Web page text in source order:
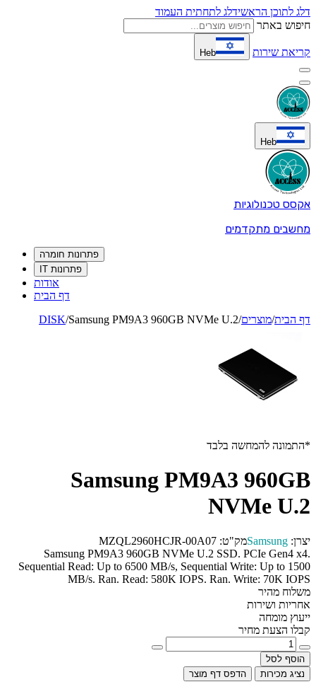
דלג לתוכן הראשידלג לתחתית העמוד
חיפוש באתר
קריאת שירות Heb
Heb
אקסס טכנולוגיות
מחשבים מתקדמים
פתרונות חומרה
פתרונות IT
אודות
דף הבית
דף הבית/מוצרים/
DISK/Samsung PM9A3 960GB NVMe U.2
*התמונה להמחשה בלבד
Samsung PM9A3 960GB
NVMe U.2
יצרן: Samsungמק"ט: MZQL2960HCJR-00A07
Samsung PM9A3 960GB NVMe U.2 SSD. PCIe Gen4 x4.
Sequential Read: Up to 6500 MB/s, Sequential Write: Up to 1500
MB/s. Ran. Read: 580K IOPS. Ran. Write: 70K IOPS
משלוח מהיר
אחריות ושירות
ייעוץ מומחה
קבלו הצעת מחיר
הוסף לסל
נציג מכירות
הדפס דף מוצר